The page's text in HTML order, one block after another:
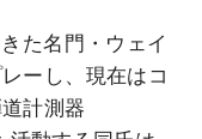
た名門・ウェイ
ーし、現在はコ
計測器